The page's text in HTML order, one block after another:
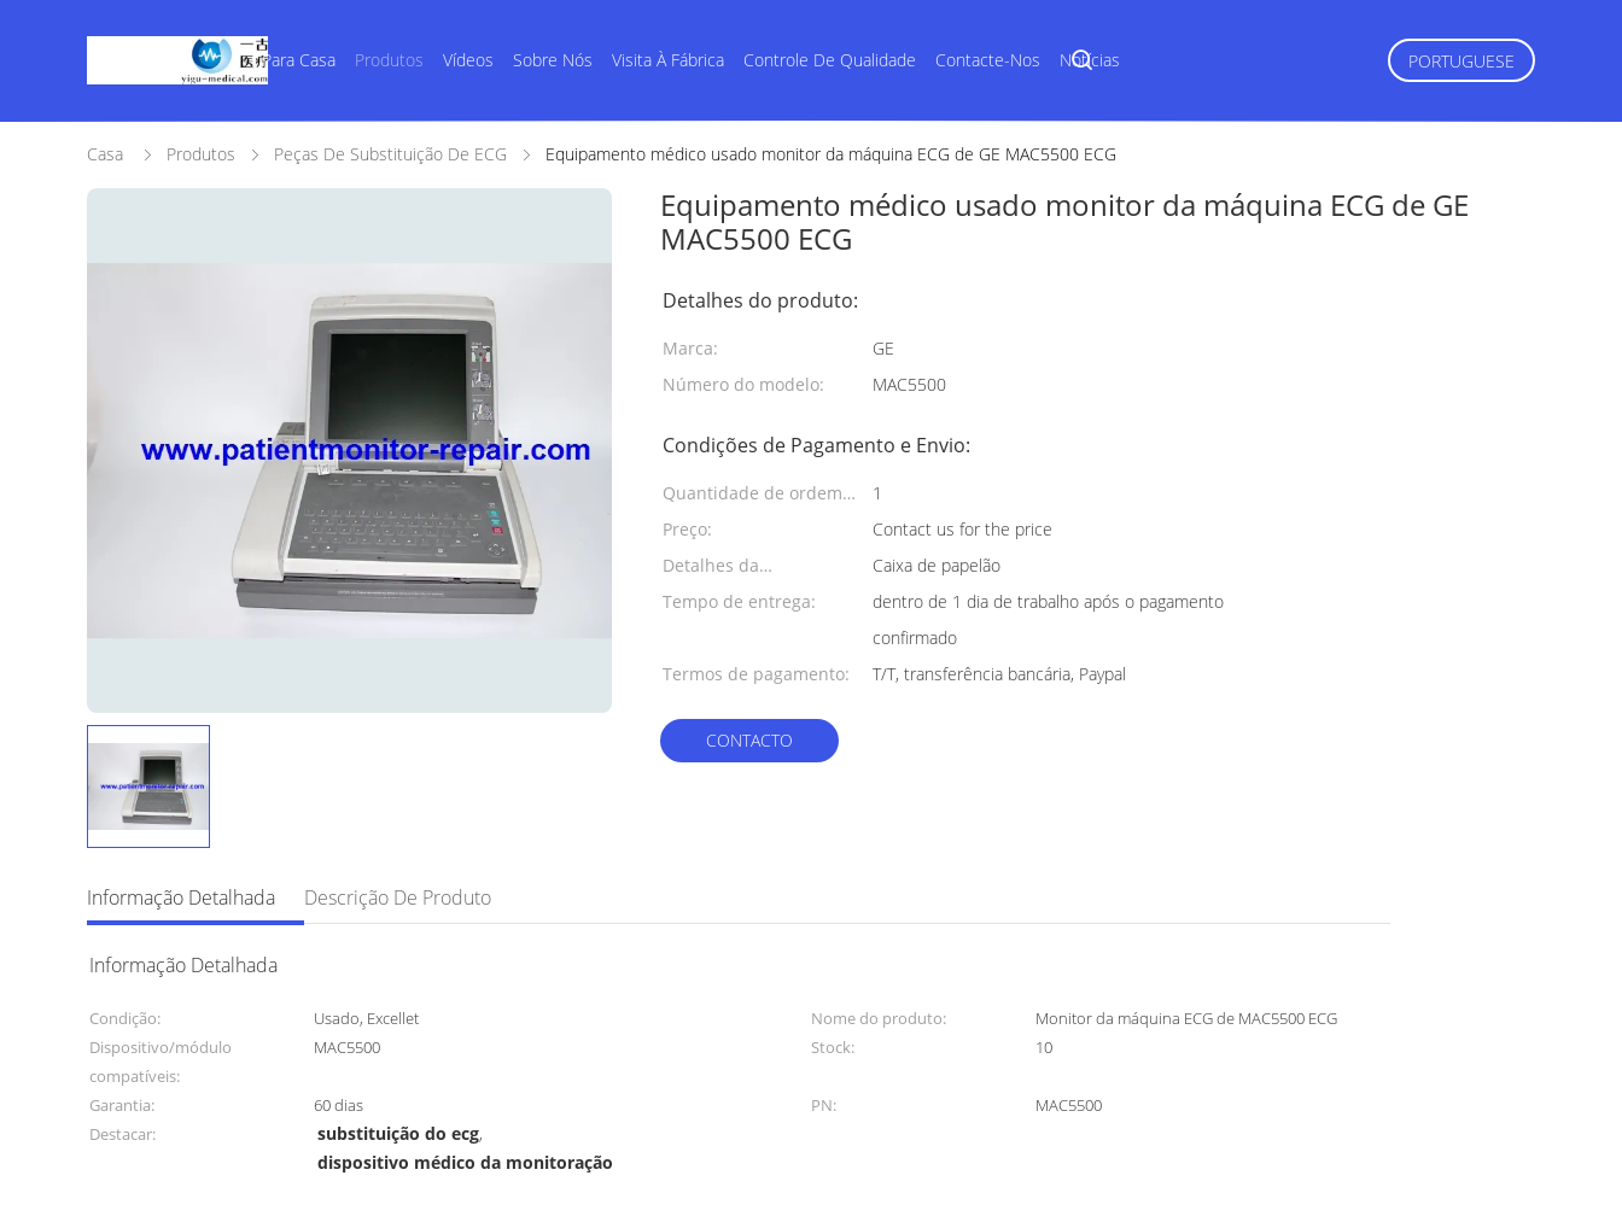
Para Casa Produtos Vídeos Sobre Nós Visita À Fábrica Controle De Qualidade Contacte-Nos Notícias PORTUGUESE
Casa Produtos Peças De Substituição De ECG Equipamento médico usado monitor da máquina ECG de GE MAC5500 ECG
Equipamento médico usado monitor da máquina ECG de GE
MAC5500 ECG
Detalhes do produto:
Marca:
GE
Número do modelo:
MAC5500
Condições de Pagamento e Envio:
Quantidade de ordem
mínima:
1
Preço:
Contact us for the price
Detalhes da
embalagem:
Caixa de papelão
Tempo de entrega:
dentro de 1 dia de trabalho após o pagamento
confirmado
Termos de pagamento:
T/T, transferência bancária, Paypal
CONTACTO
Informação Detalhada Descrição De Produto
Informação Detalhada
Condição: Usado, Excellet Nome do produto:
Monitor da máquina ECG de MAC5500 ECG
Dispositivo/módulo
compatíveis:
MAC5500 Stock: 10
Garantia: 60 dias PN:
MAC5500
Destacar:
substituição do ecg,
dispositivo médico da monitoração